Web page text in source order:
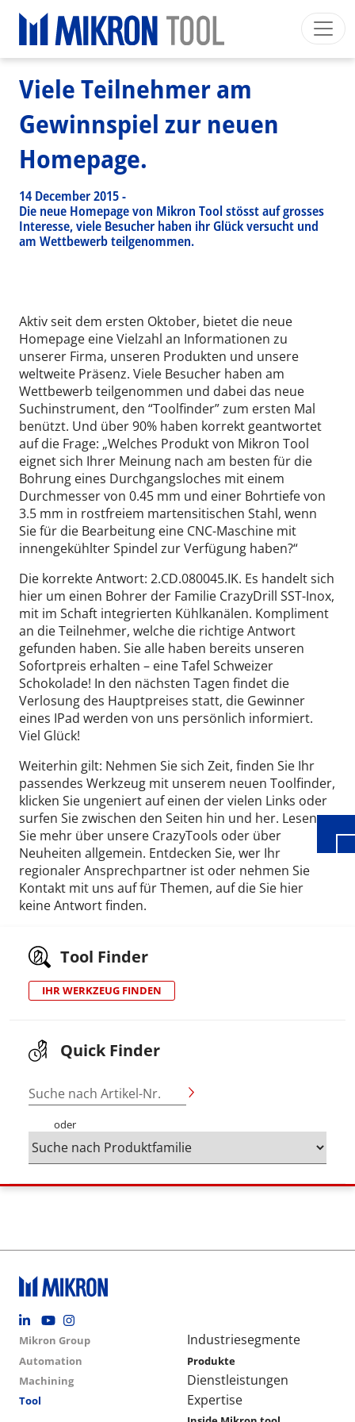
Deutsch Mein Konto Download
Main navigation
INDUSTRIESEGMENTE
PRODUKTE
DIENSTLEISTUNGEN
EXPERTISE
INSIDE MIKRON TOOL
Breadcrumb
HOME > NEWS EVENTS > NEWS >
VIELE TEILNEHMER AM GEWINNSPIEL ZUR NEUEN HOMEPAGE.
Viele Teilnehmer am
Gewinnspiel zur neuen
Homepage.
14 December 2015-
Die neue Homepage von Mikron Tool stösst auf grosses
Interesse, viele Besucher haben ihr Glück versucht und
am Wettbewerb teilgenommen.
Aktiv seit dem ersten Oktober, bietet die neue
Homepage eine Vielzahl an Informationen zu
unserer Firma, unseren Produkten und unsere
weltweite Präsenz. Viele Besucher haben am
Wettbewerb teilgenommen und dabei das neue
Suchinstrument, den “Toolfinder” zum ersten Mal
benützt. Und über 90% haben korrekt geantwortet
auf die Frage: „Welches Produkt von Mikron Tool
eignet sich Ihrer Meinung nach am besten für die
Bohrung eines Durchgangsloches mit einem
Durchmesser von 0.45 mm und einer Bohrtiefe von
3.5 mm in rostfreiem martensitischen Stahl, wenn
Sie für die Bearbeitung eine CNC-Maschine mit
innengekühlter Spindel zur Verfügung haben?“
Die korrekte Antwort: 2.CD.080045.IK. Es handelt sich
hier um einen Bohrer der Familie CrazyDrill SST-Inox,
mit im Schaft integrierten Kühlkanälen. Kompliment
an die Teilnehmer, welche die richtige Antwort
gefunden haben. Sie alle haben bereits unseren
Sofortpreis erhalten – eine Tafel Schweizer
Schokolade! In den nächsten Tagen findet die
Verlosung des Hauptpreises statt, die Gewinner
eines IPad werden von uns persönlich informiert.
Viel Glück!
Weiterhin gilt: Nehmen Sie sich Zeit, finden Sie Ihr
passendes Werkzeug mit unserem neuen Toolfinder,
klicken Sie ungeniert auf einen der vielen Links oder
surfen Sie zwischen den Seiten hin und her. Lesen
Sie mehr über unsere CrazyTools oder über
Neuheiten allgemein. Entdecken Sie, wer Ihr
regionaler Ansprechpartner ist oder nehmen Sie
Kontakt mit uns auf für Themen, auf die Sie hier
keine Antwort finden.
Tool Finder
IHR WERKZEUG FINDEN
Quick Finder
Suche nach Artikel-Nr.
oder
Footer social
Group menu
Mikron Group
Automation
Machining
Tool
Main navigation
Industriesegmente
Produkte
Dienstleistungen
Expertise